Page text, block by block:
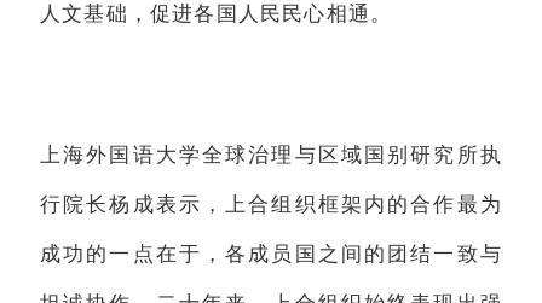
人文基础，促进各国人民民心相通。
上海外国语大学全球治理与区域国别研究所执
行院长杨成表示，上合组织框架内的合作最为
成功的一点在于，各成员国之间的团结一致与